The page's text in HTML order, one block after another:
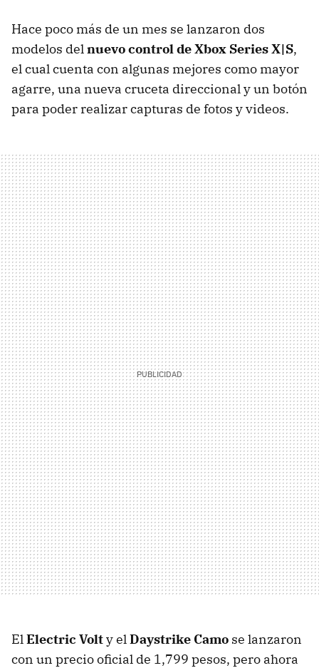
Hace poco más de un mes se lanzaron dos
modelos delnuevo control de Xbox Series X|S,
el cual cuenta con algunas mejores como mayor
agarre, una nueva cruceta direccional y un botón
para poder realizar capturas de fotos y videos.
ElElectric Volty elDaystrike Camo se lanzaron
con un precio oficial de 1,799 pesos, pero ahora